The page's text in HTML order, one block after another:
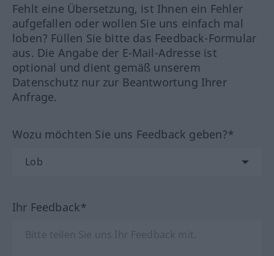
Fehlt eine Übersetzung, ist Ihnen ein Fehler
aufgefallen oder wollen Sie uns einfach mal
loben? Füllen Sie bitte das Feedback-Formular
aus. Die Angabe der E-Mail-Adresse ist
optional und dient gemäß unserem
Datenschutz nur zur Beantwortung Ihrer
Anfrage.
Wozu möchten Sie uns Feedback geben?*
Ihr Feedback*